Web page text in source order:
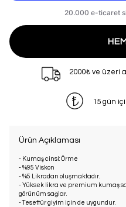
2000₺ ve üzeri
15 gün
Ürün Açıklaması
- Kumaş cinsi: Örme
- %95 Viskon
- %5 Likradan oluşmaktadır.
- Yüksek likra ve premium kumaş
görünüm sağlar.
- Tesettür giyim için de uygundur.